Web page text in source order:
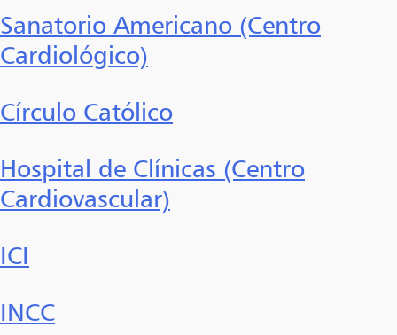
Sanatorio Americano (Centro
Cardiológico)
Círculo Católico
Hospital de Clínicas (Centro
Cardiovascular)
ICI
INCC